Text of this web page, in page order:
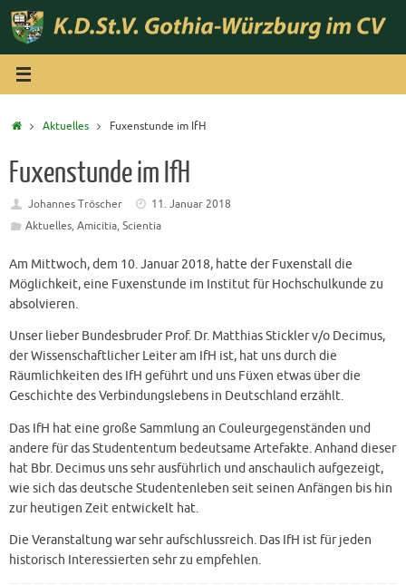
Zum
Inhalt
springen
StartAktuelles Fuxenstunde im IfH
Fuxenstunde im IfH
Johannes Tröscher
11. Januar 2018
Aktuelles, Amicitia, Scientia
Am Mittwoch, dem 10. Januar 2018, hatte der Fuxenstall die
Möglichkeit, eine Fuxenstunde im Institut für Hochschulkunde zu
absolvieren.
Unser lieber Bundesbruder Prof. Dr. Matthias Stickler v/o Decimus,
der Wissenschaftlicher Leiter am IfH ist, hat uns durch die
Räumlichkeiten des IfH geführt und uns Füxen etwas über die
Geschichte des Verbindungslebens in Deutschland erzählt.
Das IfH hat eine große Sammlung an Couleurgegenständen und
andere für das Studententum bedeutsame Artefakte. Anhand dieser
hat Bbr. Decimus uns sehr ausführlich und anschaulich aufgezeigt,
wie sich das deutsche Studentenleben seit seinen Anfängen bis hin
zur heutigen Zeit entwickelt hat.
Die Veranstaltung war sehr aufschlussreich. Das IfH ist für jeden
historisch Interessierten sehr zu empfehlen.